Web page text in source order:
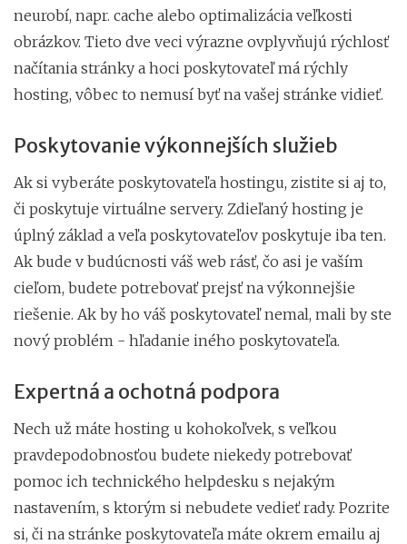
neurobí, napr. cache alebo optimalizácia veľkosti
obrázkov. Tieto dve veci výrazne ovplyvňujú rýchlosť
načítania stránky a hoci poskytovateľ má rýchly
hosting, vôbec to nemusí byť na vašej stránke vidieť.
Poskytovanie výkonnejších služieb
Ak si vyberáte poskytovateľa hostingu, zistite si aj to,
či poskytuje virtuálne servery. Zdieľaný hosting je
úplný základ a veľa poskytovateľov poskytuje iba ten.
Ak bude v budúcnosti váš web rásť, čo asi je vaším
cieľom, budete potrebovať prejsť na výkonnejšie
riešenie. Ak by ho váš poskytovateľ nemal, mali by ste
nový problém - hľadanie iného poskytovateľa.
Expertná a ochotná podpora
Nech už máte hosting u kohokoľvek, s veľkou
pravdepodobnosťou budete niekedy potrebovať
pomoc ich technického helpdesku s nejakým
nastavením, s ktorým si nebudete vedieť rady. Pozrite
si, či na stránke poskytovateľa máte okrem emailu aj